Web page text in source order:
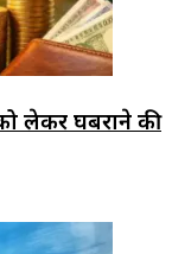
लेकर घबराने की